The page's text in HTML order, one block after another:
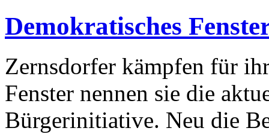
Demokratisches
Zernsdorfer kämpfen für
Fenster nennen sie die
Bürgerinitiative. Neu die